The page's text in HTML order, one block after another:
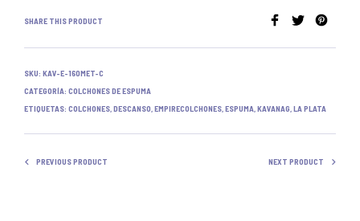
SHARE THIS PRODUCT
SKU: KAV-E-160MET-C
CATEGORÍA: COLCHONES DE ESPUMA
ETIQUETAS: COLCHONES DESCANSO EMPIRECOLCHONES ESPUMA KAVANAG LA PLATA
PREVIOUS PRODUCT NEXT PRODUCT